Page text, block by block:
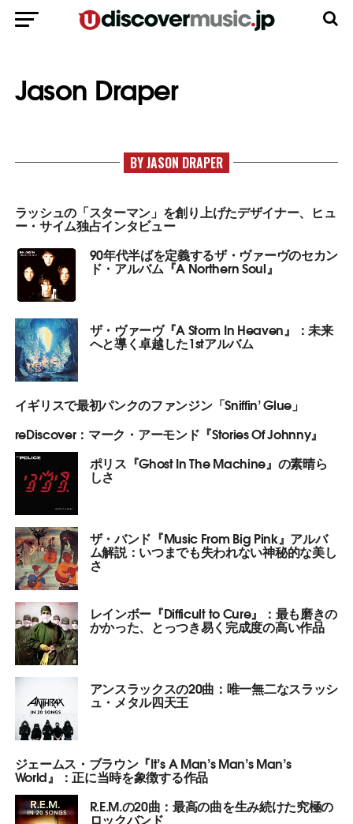
Jason Draper
BY JASON DRAPER
ラッシュの「スターマン」を創り上げたデザイナー、ヒュ
ー・サイム独占インタビュー
90年代半ばを定義するザ・ヴァーヴのセカン
ド・アルバム『A Northern Soul』
ザ・ヴァーヴ『A Storm In Heaven』：未来
へと導く卓越した1stアルバム
イギリスで最初パンクのファンジン「Sniffin’ Glue」
reDiscover：マーク・アーモンド『Stories Of Johnny』
ポリス『Ghost In The Machine』の素晴ら
しさ
ザ・バンド『Music From Big Pink』アルバ
ム解説：いつまでも失われない神秘的な美し
さ
レインボー『Difficult to Cure』：最も磨きの
かかった、とっつき易く完成度の高い作品
アンスラックスの20曲：唯一無二なスラッシ
ュ・メタル四天王
ジェームス・ブラウン『It’s A Man’s Man’s Man’s
World』：正に当時を象徴する作品
R.E.M.の20曲：最高の曲を生み続けた究極の
ロックバンド